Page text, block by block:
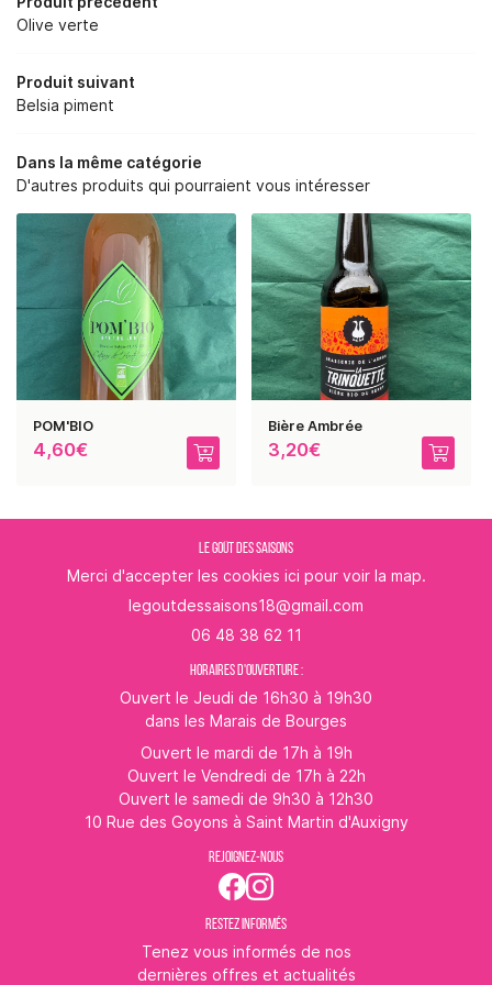
SERVICES
PHOTOS
AVIS
CONTACT
RESTEZ
INSCRIPTION
Olive verte
Produit suivant
Belsia piment
Dans la même catégorie
D'autres produits qui pourraient vous intéresser
POM'BIO
4,60€
Bière Ambrée
3,20€
LE GOÛT DES SAISONS
Merci d'accepter les cookies ici pour voir la map.
06 48 38 62 11
HORAIRES D'OUVERTURE :
Ouvert le Jeudi de 16h30 à 19h30
dans les Marais de Bourges
Ouvert le mardi de 17h à 19h
Ouvert le Vendredi de 17h à 22h
Ouvert le samedi de 9h30 à 12h30
10 Rue des Goyons à Saint Martin d'Auxigny
REJOIGNEZ-NOUS
RESTEZ INFORMÉS
Tenez vous informés de nos
dernières offres et actualités